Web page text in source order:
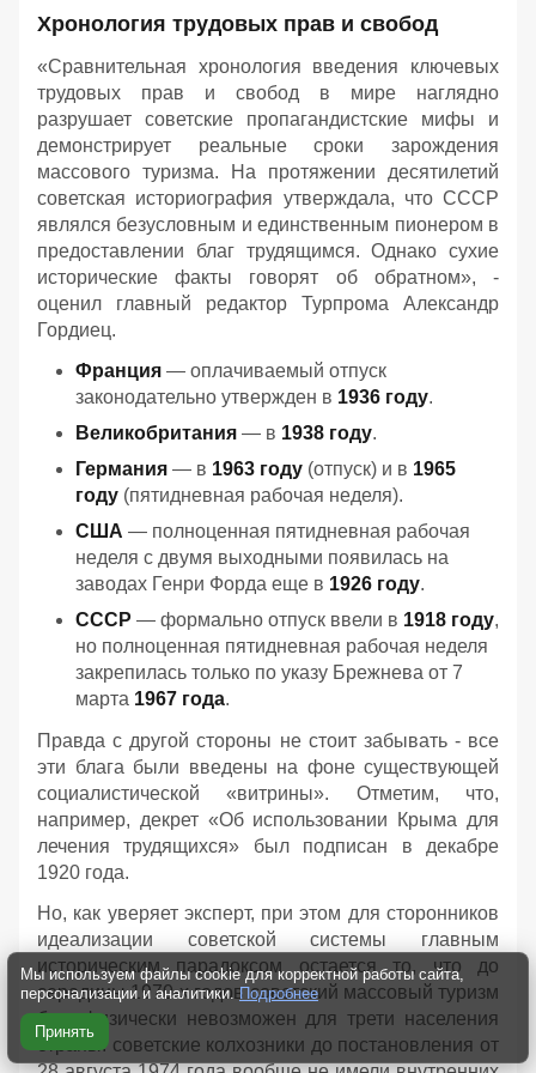
Хронология трудовых прав и свобод
«Сравнительная хронология введения ключевых
трудовых прав и свобод в мире наглядно
разрушает советские пропагандистские мифы и
демонстрирует реальные сроки зарождения
массового туризма. На протяжении десятилетий
советская историография утверждала, что СССР
являлся безусловным и единственным пионером в
предоставлении благ трудящимся. Однако сухие
исторические факты говорят об обратном», -
оценил главный редактор Турпрома Александр
Гордиец.
Франция — оплачиваемый отпуск
законодательно утвержден в 1936 году.
Великобритания — в 1938 году.
Германия — в 1963 году (отпуск) и в 1965
году (пятидневная рабочая неделя).
США — полноценная пятидневная рабочая
неделя с двумя выходными появилась на
заводах Генри Форда еще в 1926 году.
СССР — формально отпуск ввели в 1918 году,
но полноценная пятидневная рабочая неделя
закрепилась только по указу Брежнева от 7
марта 1967 года.
Правда с другой стороны не стоит забывать - все
эти блага были введены на фоне существующей
социалистической «витрины». Отметим, что,
например, декрет «Об использовании Крыма для
лечения трудящихся» был подписан в декабре
1920 года.
Но, как уверяет эксперт, при этом для сторонников
идеализации советской системы главным
историческим парадоксом остается то, что до
середины 1970-х годов советский массовый туризм
был физически невозможен для трети населения
страны: советские колхозники до постановления от
Мы используем файлы cookie для корректной работы сайта,
персонализации и аналитики. Подробнее
Принять